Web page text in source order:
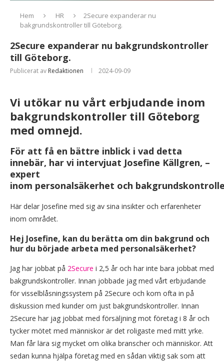
Hem HR
2Secure expanderar nu
bakgrundskontroller till Göteborg.
2Secure expanderar nu bakgrundskontroller
till Göteborg.
Publicerat av Redaktionen 2024-09-09
Vi utökar nu vårt erbjudande inom
bakgrundskontroller till Göteborg
med omnejd.
För att få en bättre inblick i vad detta
innebär, har vi intervjuat Josefine Källgren, –
expert
inom personalsäkerhet och
Här delar Josefine med sig av sina insikter och erfarenheter
inom området.
Hej Josefine, kan du berätta om din bakgrund och
hur du började arbeta med personalsäkerhet?
Jag har jobbat på 2Secure i 2,5 år och har inte bara jobbat med
bakgrundskontroller. Innan jobbade jag med vårt erbjudande
för visselblåsningssystem på 2Secure och kom ofta in på
diskussion med kunder om just bakgrundskontroller. Innan
2Secure har jag jobbat med försäljning mot företag i 8 år och
tycker mötet med människor är det roligaste med mitt yrke.
Man får lära sig mycket om olika branscher och människor. Att
sedan kunna hjälpa företag med en sådan viktig sak som att